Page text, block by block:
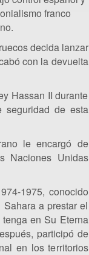
franco
decida lanzar
con la devuelta
Hassan II durante
seguridad de esta
le encargó de
Naciones Unidas
1975, conocido
a prestar el
en Su Eterna
participó de
en los territorios